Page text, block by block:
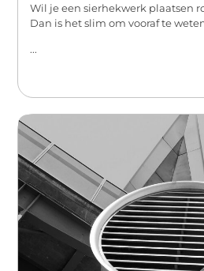
Wil je een sierhekwerk plaatsen
Dan is het slim om vooraf te
...